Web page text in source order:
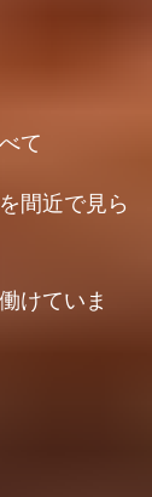
て
間近で見ら
けていま